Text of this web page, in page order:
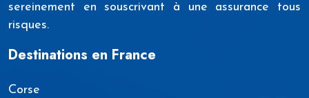
sereinement en souscrivant à une assurance tous
risques.
Destinations en France
Corse